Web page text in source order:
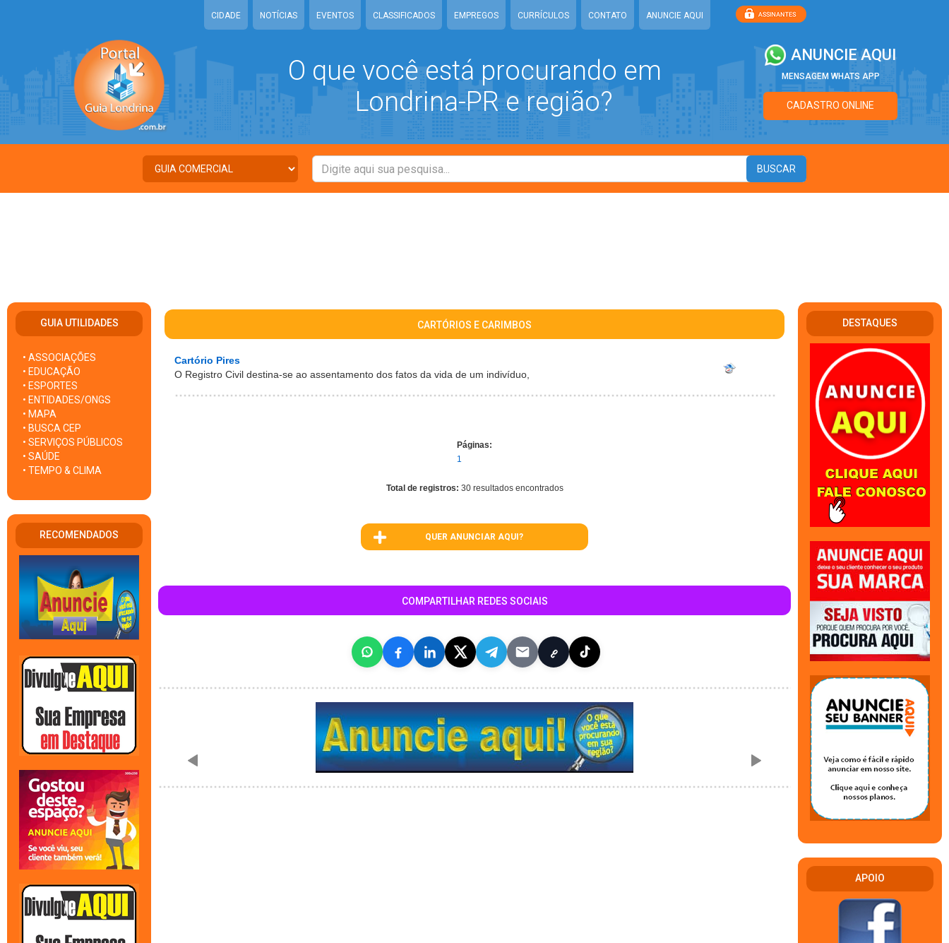
CIDADE NOTÍCIAS EVENTOS CLASSIFICADOS EMPREGOS CURRÍCULOS CONTATO ANUNCIE AQUI
O que você está procurando em
Londrina-PR e região?
ANUNCIE AQUI
MENSAGEM WHATS APP
CADASTRO ONLINE
GUIA UTILIDADES
• ASSOCIAÇÕES
• EDUCAÇÃO
• ESPORTES
• ENTIDADES/ONGS
• MAPA
• BUSCA CEP
• SERVIÇOS PÚBLICOS
• SAÚDE
• TEMPO & CLIMA
RECOMENDADOS
CARTÓRIOS E CARIMBOS
Cartório Pires
O Registro Civil destina-se ao assentamento dos fatos da vida de um indivíduo,
Páginas:
1
Total de registros: 30 resultados encontrados
QUER ANUNCIAR AQUI?
COMPARTILHAR REDES SOCIAIS
DESTAQUES
APOIO